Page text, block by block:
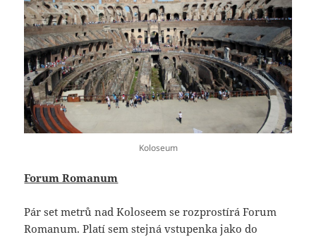
Koloseum
Forum Romanum
Pár set metrů nad Koloseem se rozprostírá Forum
Romanum. Platí sem stejná vstupenka jako do